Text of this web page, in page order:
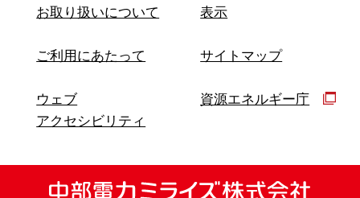
お取り扱いについて
表示
ご利用にあたって サイトマップ
ウェブ
アクセシビリティ
資源エネルギー庁